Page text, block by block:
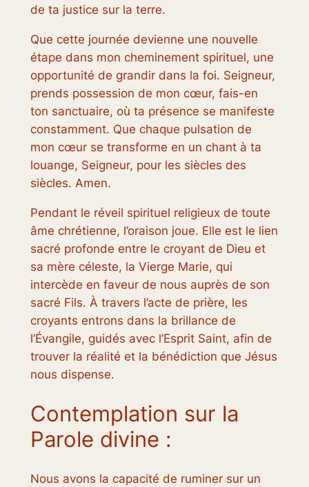
de ta justice sur la terre.
Que cette journée devienne une nouvelle
étape dans mon cheminement spirituel, une
opportunité de grandir dans la foi. Seigneur,
prends possession de mon cœur, fais-en
ton sanctuaire, où ta présence se manifeste
constamment. Que chaque pulsation de
mon cœur se transforme en un chant à ta
louange, Seigneur, pour les siècles des
siècles. Amen.
Pendant le réveil spirituel religieux de toute
âme chrétienne, l’oraison joue. Elle est le lien
sacré profonde entre le croyant de Dieu et
sa mère céleste, la Vierge Marie, qui
intercède en faveur de nous auprès de son
sacré Fils. À travers l’acte de prière, les
croyants entrons dans la brillance de
l’Évangile, guidés avec l’Esprit Saint, afin de
trouver la réalité et la bénédiction que Jésus
nous dispense.
Contemplation sur la
Parole divine :
Nous avons la capacité de ruminer sur un